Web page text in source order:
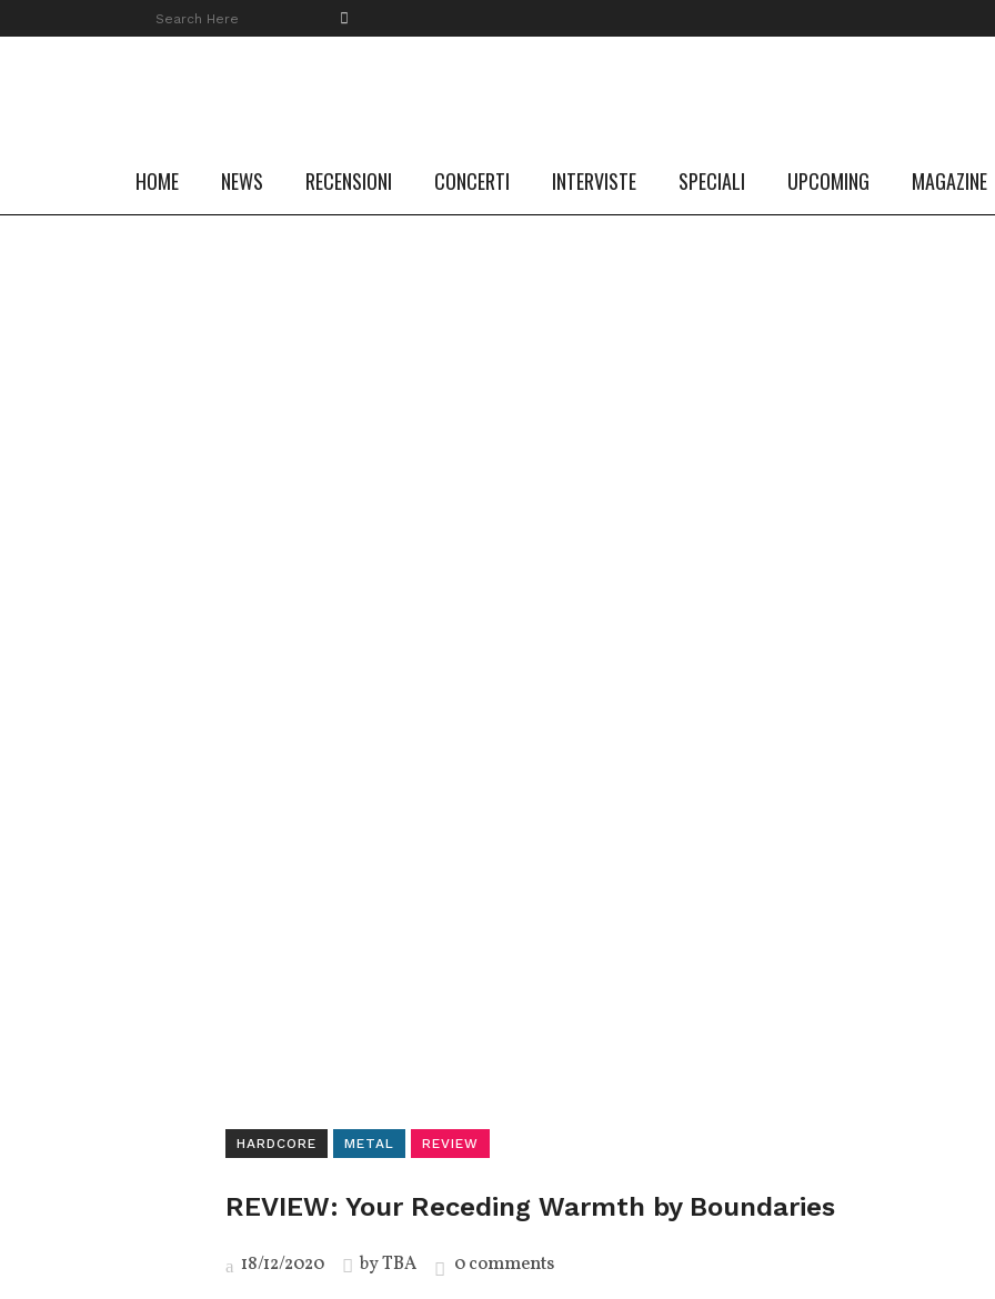
HOME NEWS RECENSIONI CONCERTI INTERVISTE SPECIALI UPCOMING MAGAZINE
HARDCORE METAL REVIEW
REVIEW: Your Receding Warmth by Boundaries
18/12/2020 byTBA 0 comments